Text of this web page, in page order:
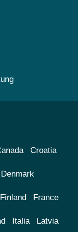
Croatia
Denmark
Finland France
Italia Latvia